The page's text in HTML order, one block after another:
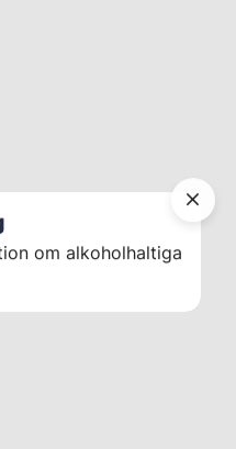
om alkoholhaltiga